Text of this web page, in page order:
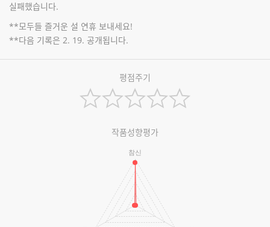
실패했습니다.
**모두들 즐거운 설 연휴 보내세요!
**다음 기록은 2. 19. 공개됩니다.
평점주기
작품성향평가
참신